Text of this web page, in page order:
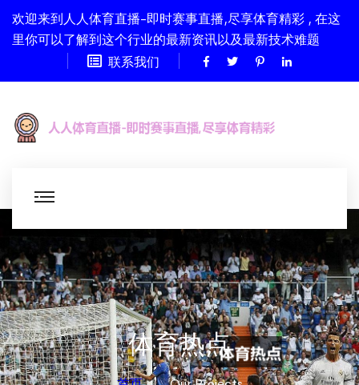
欢迎来到人人体育直播-即时赛事直播,尽享体育精彩 , 在这
里你可以了解到这个行业的最新资讯以及最新技术难题
联系我们
体育热点